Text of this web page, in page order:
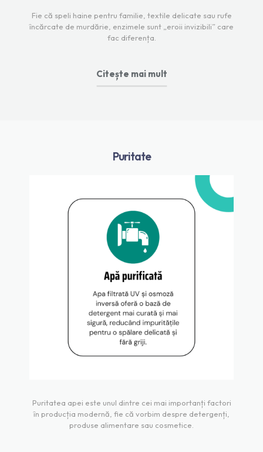
Fie că speli haine pentru familie, textile delicate sau rufe
încărcate de murdărie, enzimele sunt „eroii invizibili” care
fac diferența.
Citește mai mult
Puritate
Puritatea apei este unul dintre cei mai importanți factori
în producția modernă, fie că vorbim despre detergenți,
produse alimentare sau cosmetice.